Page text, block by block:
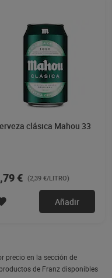
clásica Mahou 33
€ (2,39 €/LITRO)
Añadir
precio en la sección de
de Franz disponibles